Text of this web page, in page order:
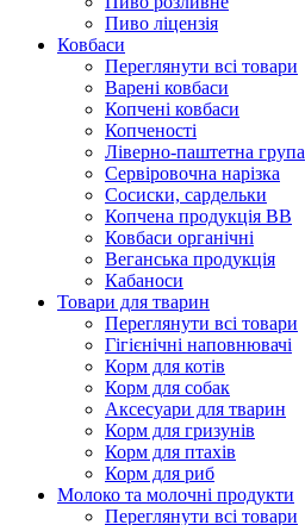
Пиво ліцензія
Ковбаси
Переглянути всі товари
Варені ковбаси
Копчені ковбаси
Копченості
Ліверно-паштетна група
Сервіровочна нарізка
Сосиски, сардельки
Копчена продукція ВВ
Ковбаси органічні
Веганська продукція
Кабаноси
Товари для тварин
Переглянути всі товари
Гігієнічні наповнювачі
Корм для котів
Корм для собак
Аксесуари для тварин
Корм для гризунів
Корм для птахів
Корм для риб
Молоко та молочні продукти
Переглянути всі товари